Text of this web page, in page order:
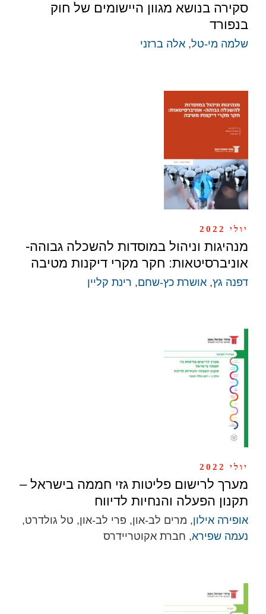
סקירה בנושא מגוון היישומים של חוק
בנפורד
שלמה מי-טל, אלה ברזני
יולי 2022
מנהיגות וניהול במוסדות להשכלה גבוהה-
אוניברסיטאות: חקר מקרי דיקנות מטיבה
דפנה גץ, אושרת כץ-שחם, רינת קליין
יולי 2022
מערך לרישום פליטות גזי חממה בישראל –
תקנון הפעלה והנחיות לדיווח
אופירה אילון, מרים לב-און, פרי לב-און, טל גולדרט,
נעמה שפירא, חברת אקוטריידרס